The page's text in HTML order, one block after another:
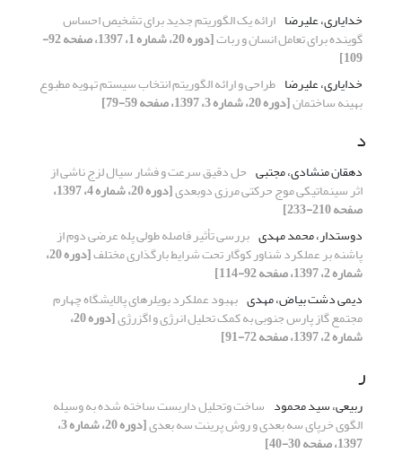
خدایاری، علیرضا ارائه یک الگوریتم جدید برای تشخیص احساس
گوینده برای تعامل انسان و ربات [دوره 20، شماره 1، 1397، صفحه 92-
109]
خدایاری، علیرضا طراحی و ارائه الگوریتم انتخاب سیستم تهویه مطبوع
بهینه ساختمان[دوره 20، شماره 3، 1397، صفحه 59-79]
د
دهقان منشادی، مجتبی حل دقیق سرعت و فشار سیال لزج ناشی از
اثر سینماتیکی موج حرکتی مرزی دوبعدی [دوره 20، شماره 4، 1397،
صفحه 210-233]
دوستدار، محمد مهدی بررسی تأثیر فاصله طولی پله عرضی دوم از
پاشنه بر عملکرد شناور کوگار تحت شرایط بارگذاری مختلف [دوره 20،
شماره 2، 1397، صفحه 92-114]
دیمی دشت بیاض، مهدی بهبود عملکرد بویلرهای پالایشگاه چهارم
مجتمع گاز پارس جنوبی به کمک تحلیل انرژی و اگزرژی [دوره 20،
شماره 2، 1397، صفحه 72-91]
ر
ربیعی، سید محمود ساخت وتحلیل داربست ساخته شده به وسیله
الگوی خرپای سه بعدی و روش پرینت سه بعدی [دوره 20، شماره 3،
1397، صفحه 30-40]